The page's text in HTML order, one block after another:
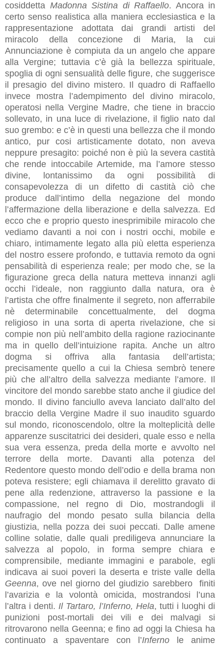
cosiddetta Madonna Sistina di Raffaello. Ancora in
certo senso realistica alla maniera ecclesiastica e la
rappresentazione adottata dai grandi artisti del
miracolo della concezione di Maria, la cui
Annunciazione è compiuta da un angelo che appare
alla Vergine; tuttavia c’è già la bellezza spirituale,
spoglia di ogni sensualità delle figure, che suggerisce
il presagio del divino mistero. Il quadro di Raffaello
invece mostra l’adempimento del divino miracolo,
operatosi nella Vergine Madre, che tiene in braccio
sollevato, in una luce di rivelazione, il figlio nato dal
suo grembo: e c’è in questi una bellezza che il mondo
antico, pur cosi artisticamente dotato, non aveva
neppure presagito: poiché non è più la severa castità
che rende intoccabile Artemide, ma l’amore stesso
divine, lontanissimo da ogni possibilità di
consapevolezza di un difetto di castità ciò che
produce dall’intimo della negazione del mondo
l’affermazione della liberazione e della salvezza. Ed
ecco che e proprio questo inesprimibile miracolo che
vediamo davanti a noi con i nostri occhi, mobile e
chiaro, intimamente legato alla più eletta esperienza
del nostro essere profondo, e tuttavia remoto da ogni
pensabilità di esperienza reale; per modo che, se la
figurazione greca della natura metteva innanzi agli
occhi l’ideale, non raggiunto dalla natura, ora è
l’artista che offre finalmente il segreto, non afferrabile
nè determinabile concettualmente, del dogma
religioso in una sorta di aperta rivelazione, che si
compie non più nell’ambito della ragione raziocinante
ma in quello dell’intuizione rapita. Anche un altro
dogma si offriva alla fantasia dell’artista;
precisamente quello a cui la Chiesa sembrò tenere
più che all’altro della salvezza mediante l’amore. Il
vincitore del mondo sarebbe stato anche il giudice del
mondo. Il divino fanciullo aveva lanciato dall’alto del
braccio della Vergine Madre il suo inaudito sguardo
sul mondo, riconoscendolo, oltre la molteplicità delle
apparenze suscitatrici dei desideri, quale esso e nella
sua vera essenza, preda della morte e avvolto nel
terrore della morte. Davanti alla potenza del
Redentore questo mondo dell’odio e della brama non
poteva resistere; egli chiamava il derelitto gravato di
pene alla redenzione, attraverso la passione e la
compassione, nel regno di Dio, mostrandogli il
naufragio del mondo pesato sulla bilancia della
giustizia, nella pozza dei suoi peccati. Dalle amene
colline solatie, dalle quali prediligeva annunciare la
salvezza al popolo, in forma sempre chiara e
comprensibile, mediante immagini e parabole, egli
indicava ai suoi poveri la deserta e triste valle della
Geenna, ove nel giorno del giudizio sarebbero finiti
l’avarizia e la volontà omicida, mostrandosi l’una
l’altra i denti.Il Tartaro, l’Inferno, Hela, tutti i luoghi di
punizioni post-mortali dei vili e dei malvagi si
ritrovarono nella Geenna; e fino ad oggi la Chiesa ha
continuato a spaventare con l’Inferno le anime